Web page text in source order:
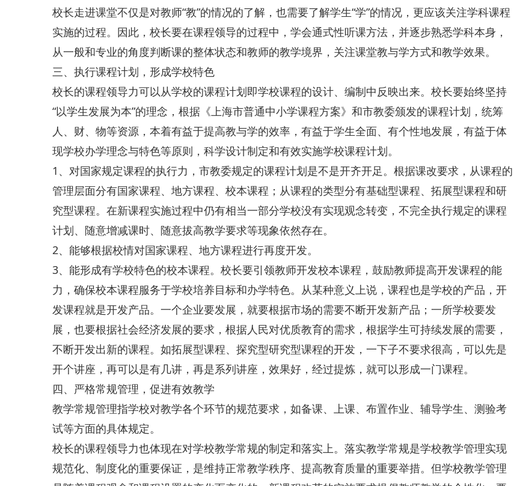
校长走进课堂不仅是对教师“教”的情况的了解，也需要了解学生“学”的情况，更应该关注学科课程
实施的过程。因此，校长要在课程领导的过程中，学会通式性听课方法，并逐步熟悉学科本身，
从一般和专业的角度判断课的整体状态和教师的教学境界，关注课堂教与学方式和教学效果。
三、执行课程计划，形成学校特色
校长的课程领导力可以从学校的课程计划即学校课程的设计、编制中反映出来。校长要始终坚持
“以学生发展为本”的理念，根据《上海市普通中小学课程方案》和市教委颁发的课程计划，统筹
人、财、物等资源，本着有益于提高教与学的效率，有益于学生全面、有个性地发展，有益于体
现学校办学理念与特色等原则，科学设计制定和有效实施学校课程计划。
1、对国家规定课程的执行力，市教委规定的课程计划是不是开齐开足。根据课改要求，从课程的
管理层面分有国家课程、地方课程、校本课程；从课程的类型分有基础型课程、拓展型课程和研
究型课程。在新课程实施过程中仍有相当一部分学校没有实现观念转变，不完全执行规定的课程
计划、随意增减课时、随意拔高教学要求等现象依然存在。
2、能够根据校情对国家课程、地方课程进行再度开发。
3、能形成有学校特色的校本课程。校长要引领教师开发校本课程，鼓励教师提高开发课程的能
力，确保校本课程服务于学校培养目标和办学特色。从某种意义上说，课程也是学校的产品，开
发课程就是开发产品。一个企业要发展，就要根据市场的需要不断开发新产品；一所学校要发
展，也要根据社会经济发展的要求，根据人民对优质教育的需求，根据学生可持续发展的需要，
不断开发出新的课程。如拓展型课程、探究型研究型课程的开发，一下子不要求很高，可以先是
开个讲座，再可以是有几讲，再是系列讲座，效果好，经过提炼，就可以形成一门课程。
四、严格常规管理，促进有效教学
教学常规管理指学校对教学各个环节的规范要求，如备课、上课、布置作业、辅导学生、测验考
试等方面的具体规定。
校长的课程领导力也体现在对学校教学常规的制定和落实上。落实教学常规是学校教学管理实现
规范化、制度化的重要保证，是维持正常教学秩序、提高教育质量的重要举措。但学校教学管理